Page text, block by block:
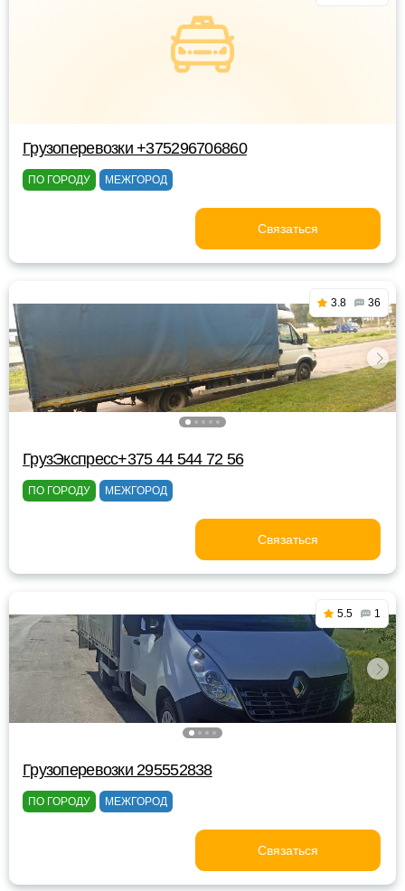
Грузоперевозки +375296706860
ПО ГОРОДУ МЕЖГОРОД
Связаться
3.8 36
ГрузЭкспресс+375 44 544 72 56
ПО ГОРОДУ МЕЖГОРОД
Связаться
5.5 1
Грузоперевозки 295552838
ПО ГОРОДУ МЕЖГОРОД
Связаться